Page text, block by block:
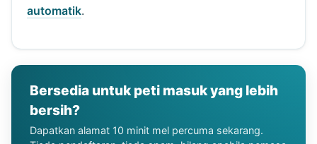
automatik.
Bersedia untuk peti masuk yang lebih
bersih?
Dapatkan alamat 10 minit mel percuma sekarang.